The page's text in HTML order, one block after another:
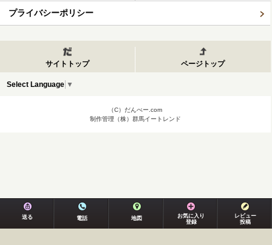
プライバシーポリシー
サイトトップ ページトップ
Select Language ▼
（C）だんべー.com
制作管理（株）群馬イートレンド
送る 電話 地図
お気に入り
登録
レビュー
投稿